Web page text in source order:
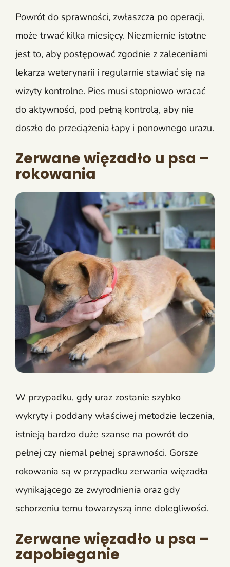
Powrót do sprawności, zwłaszcza po operacji,
może trwać kilka miesięcy. Niezmiernie istotne
jest to, aby postępować zgodnie z zaleceniami
lekarza weterynarii i regularnie stawiać się na
wizyty kontrolne. Pies musi stopniowo wracać
do aktywności, pod pełną kontrolą, aby nie
doszło do przeciążenia łapy i ponownego urazu.
Zerwane więzadło u psa –
rokowania
W przypadku, gdy uraz zostanie szybko
wykryty i poddany właściwej metodzie leczenia,
istnieją bardzo duże szanse na powrót do
pełnej czy niemal pełnej sprawności. Gorsze
rokowania są w przypadku zerwania więzadła
wynikającego ze zwyrodnienia oraz gdy
schorzeniu temu towarzyszą inne dolegliwości.
Zerwane więzadło u psa –
zapobieganie